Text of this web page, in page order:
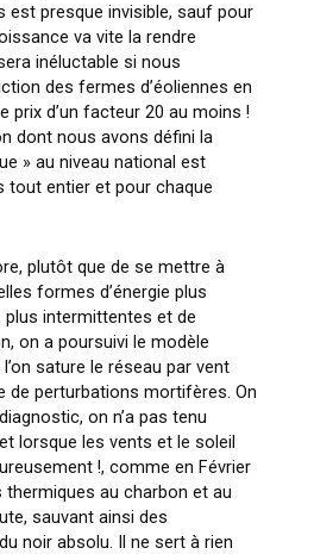
est presque invisible, sauf pour
va vite la rendre
inéluctable si nous
des fermes d’éoliennes en
prix d’un facteur 20 au moins !
dont nous avons défini la
» au niveau national est
tout entier et pour chaque
plutôt que de se mettre à
formes d’énergie plus
plus intermittentes et de
on a poursuivi le modèle
sature le réseau par vent
de perturbations mortifères. On
on n’a pas tenu
lorsque les vents et le soleil
!, comme en Février
au charbon et au
sauvant ainsi des
noir absolu. Il ne sert à rien